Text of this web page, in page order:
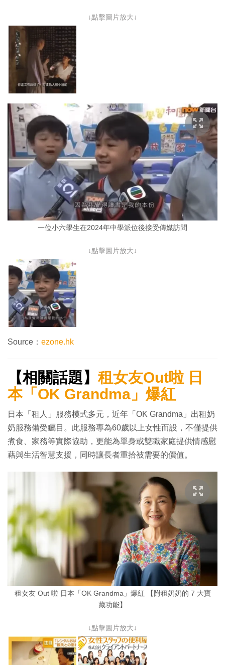
↓點擊圖片放大↓
一位小六學生在2024年中學派位後接受傳媒訪問
↓點擊圖片放大↓
Source： ezone.hk
【相關話題】 租女友Out啦 日
本「OK Grandma」爆紅
日本「租人」服務模式多元，近年「OK Grandma」出租奶
奶服務備受矚目。此服務專為60歲以上女性而設，不僅提供
煮食、家務等實際協助，更能為單身或雙職家庭提供情感慰
藉與生活智慧支援，同時讓長者重拾被需要的價值。
租女友 Out 啦 日本「OK Grandma」爆紅 【附租奶奶的 7 大寶
藏功能】
↓點擊圖片放大↓